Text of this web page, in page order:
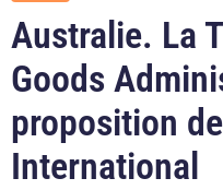
Australie. La
Goods
proposition
International